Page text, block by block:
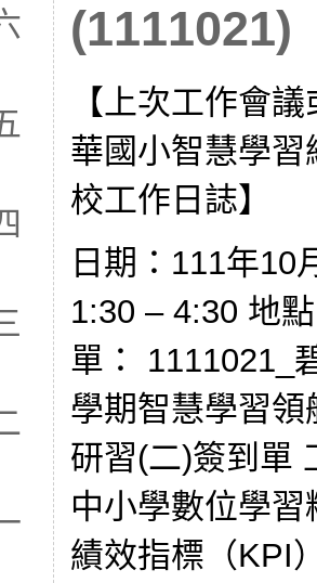
(1111021)
【上次工作會
華國小智慧學
校工作日誌】
日期：111年10
1:30 – 4:30 地
單： 1111021_
學期智慧學習
研習(二)簽到單
中小學數位學
績效指標（KPI